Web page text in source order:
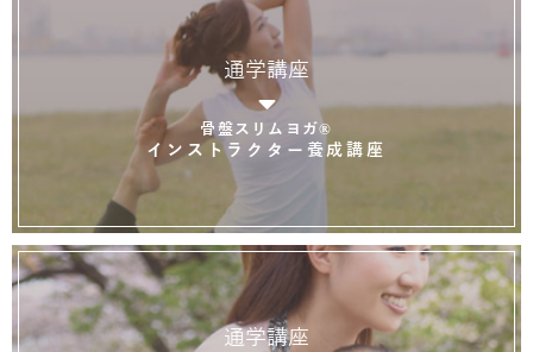
通学講座
骨盤スリムヨガ®
インストラクター養成講座
通学講座